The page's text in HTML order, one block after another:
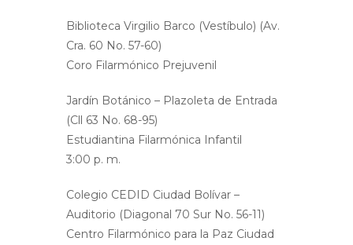
Biblioteca Virgilio Barco (Vestíbulo) (Av.
Cra. 60 No. 57-60)
Coro Filarmónico Prejuvenil
Jardín Botánico – Plazoleta de Entrada
(Cll 63 No. 68-95)
Estudiantina Filarmónica Infantil
3:00 p. m.
Colegio CEDID Ciudad Bolívar –
Auditorio (Diagonal 70 Sur No. 56-11)
Centro Filarmónico para la Paz Ciudad